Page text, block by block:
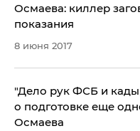
Осмаева: киллер
показания
8 июня 2017
"Дело рук ФСБ и
о подготовке еще
Осмаева